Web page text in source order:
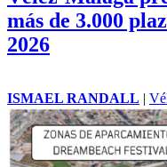
más de 3.000
2026
ISMAEL RANDALL |